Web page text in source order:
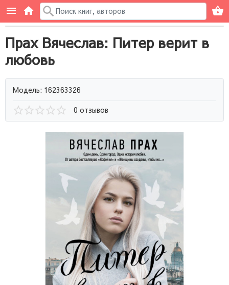
Прах Вячеслав: Питер верит в
любовь
Модель: 162363326
0 отзывов